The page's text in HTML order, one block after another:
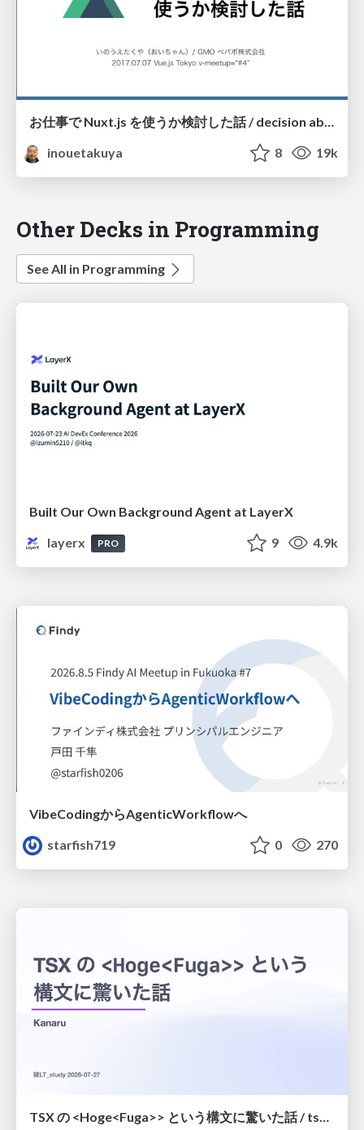
お仕事で Nuxt.js を使うか検討した話 / decision about whether to use nuxtjs
inouetakuya
8 19k
Other Decks in Programming
See All in Programming
Built Our Own Background Agent at LayerX
layerx
PRO 9 4.9k
VibeCodingからAgenticWorkflowへ
starfish719
0 270